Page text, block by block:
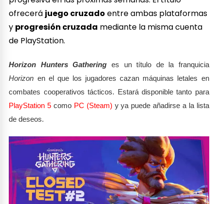
ofrecerá juego cruzado entre ambas plataformas
y progresión cruzada mediante la misma cuenta
de PlayStation.
Horizon Hunters Gathering es un título de la franquicia
Horizon en el que los jugadores cazan máquinas letales en
combates cooperativos tácticos. Estará disponible tanto para
PlayStation 5 como PC (Steam) y ya puede añadirse a la lista
de deseos.